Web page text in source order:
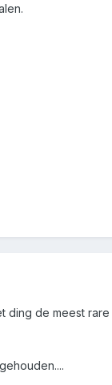
ding de meest